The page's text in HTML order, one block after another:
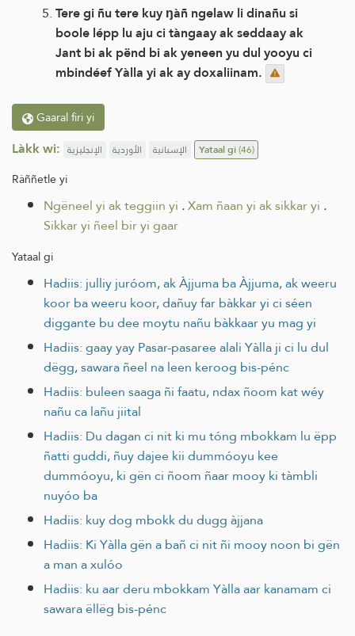
Tere gi ñu tere kuy ŋàñ ngelaw li dinañu si
boole lépp lu aju ci tàngaay ak seddaay ak
Jant bi ak pënd bi ak yeneen yu dul yooyu ci
mbindéef Yàlla yi ak ay doxaliinam.
Gaaral firi yi
Làkk wi: الإنجليزية الأوردية الإسبانية Yataal gi(46)
Ràññetle yi
Ngëneel yi ak teggiin yi .Xam ñaan yi ak sikkar yi .
Sikkar yi ñeel bir yi gaar
Yataal gi
Hadiis: julliy juróom, ak Àjjuma ba Àjjuma, ak weeru
koor ba weeru koor, dañuy far bàkkar yi ci séen
diggante bu dee moytu nañu bàkkaar yu mag yi
Hadiis: gaay yay Pasar-pasaree alali Yàlla ji ci lu dul
dëgg, sawara ñeel na leen keroog bis-pénc
Hadiis: buleen saaga ñi faatu, ndax ñoom kat wéy
nañu ca lañu jiital
Hadiis: Du dagan ci nit ki mu tóng mbokkam lu ëpp
ñatti guddi, ñuy dajee kii dummóoyu kee
dummóoyu, ki gën ci ñoom ñaar mooy ki tàmbli
nuyóo ba
Hadiis: kuy dog mbokk du dugg àjjana
Hadiis: Ki Yàlla gën a bañ ci nit ñi mooy noon bi gën
a man a xulóo
Hadiis: ku aar deru mbokkam Yàlla aar kanamam ci
sawara ëllëg bis-pénc